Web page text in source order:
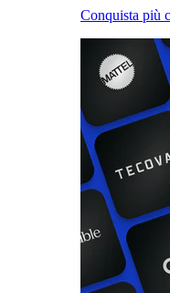
Conquista più